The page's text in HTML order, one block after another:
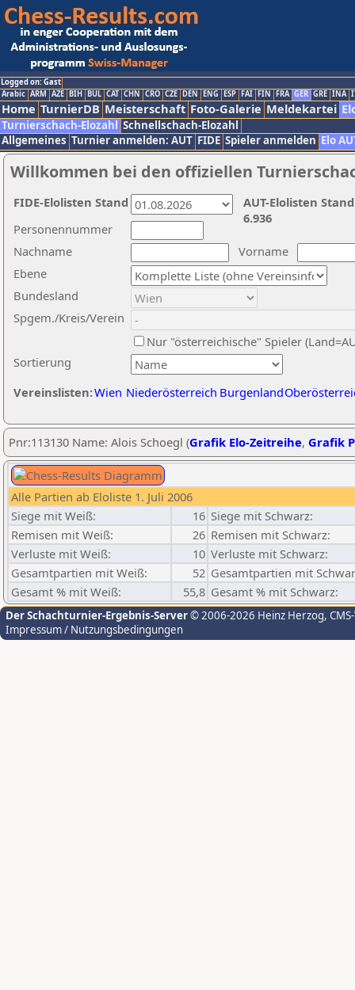
Logged on: Gast
Arabic ARM AZE BIH BUL CAT CHN CRO CZE DEN ENG ESP FAI FIN FRA GER GRE INA
Home TurnierDB Meisterschaft Foto-Galerie Meldekartei
Turnierschach-Elozahl Schnellschach-Elozahl
Allgemeines Turnier anmelden: AUT FIDE Spieler anmelden Elo
Willkommen bei den offiziellen
Nachname
Vorname
Ebene
Sortierung
Personennummer
Bundesland
Spgem./Kreis/Verein
Nur "österreichische" Spieler
Vereinslisten:Wien Niederösterreich Burgenland
AUT-Elolisten
6.936
FIDE-Elolisten Stand
Pnr:113130 Name: Alois Schoegl (Grafik Elo-Zeitreihe, Grafik
Alle Partien ab Eloliste 1. Juli 2006
Siege mit Weiß:
16 Siege mit Schwarz:
Remisen mit Weiß:
26 Remisen mit Schwarz:
Verluste mit Weiß:
10 Verluste mit Schwarz:
Gesamtpartien mit Weiß:
52 Gesamtpartien mit
Gesamt % mit Weiß:
55,8 Gesamt % mit Schwarz:
Der Schachturnier-Ergebnis-Server© 2006-2026 Heinz Herzog,
Impressum / Nutzungsbedingungen